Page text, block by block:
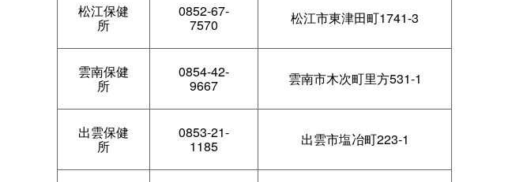
松江保健
所
0852-67-
7570 松江市東津田町1741-3
雲南保健
所
0854-42-
9667 雲南市木次町里方531-1
出雲保健
所
0853-21-
1185 出雲市塩冶町223-1